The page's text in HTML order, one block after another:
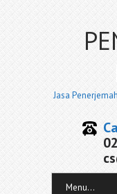
Jasa
Menu...